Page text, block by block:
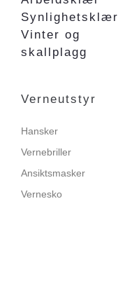
Synlighetsklær
Vinter og
skallplagg
Verneutstyr
Hansker
Vernebriller
Ansiktsmasker
Vernesko